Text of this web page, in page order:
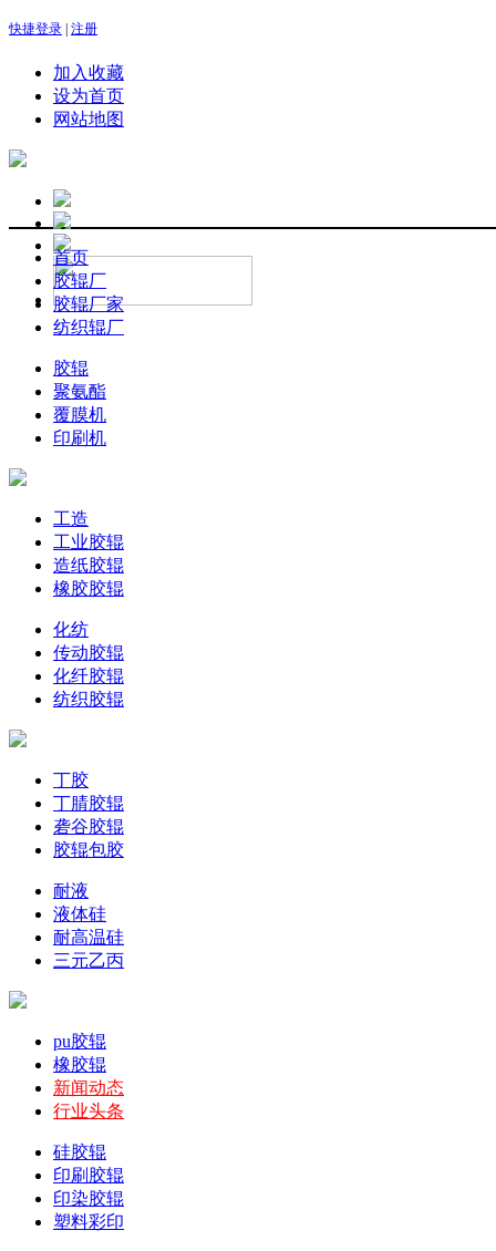
快捷登录 注册
加入收藏
设为首页
网站地图
首页
胶辊厂
胶辊厂家
纺织辊厂
胶辊
聚氨酯
覆膜机
印刷机
工造
工业胶辊
造纸胶辊
橡胶胶辊
化纺
传动胶辊
化纤胶辊
纺织胶辊
丁胶
丁腈胶辊
砻谷胶辊
胶辊包胶
耐液
液体硅
耐高温硅
三元乙丙
pu胶辊
橡胶辊
新闻动态
行业头条
硅胶辊
印刷胶辊
印染胶辊
塑料彩印